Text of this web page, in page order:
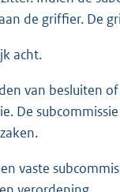
de griffier. De
acht.
van besluiten
De
vaste